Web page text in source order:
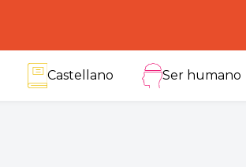
Castellano Ser humano